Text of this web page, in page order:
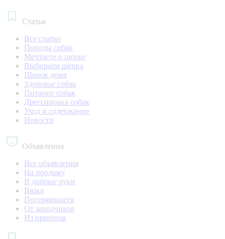
Статьи
Все статьи
Породы собак
Мечтаете о щенке
Выбираем щенка
Щенок дома
Здоровье собак
Питание собак
Дрессировка собак
Уход и содержание
Новости
Объявления
Все объявления
На продажу
В добрые руки
Вязка
Потерявшиеся
От заводчиков
Из приютов